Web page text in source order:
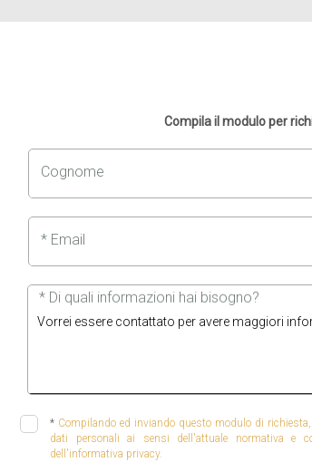
Compila il modulo per
Cognome
* Email
* Di quali informazioni hai bisogno?
* Compilando ed inviando questo modulo di
dati personali ai sensi dell'attuale normativa e
dell'informativa privacy.